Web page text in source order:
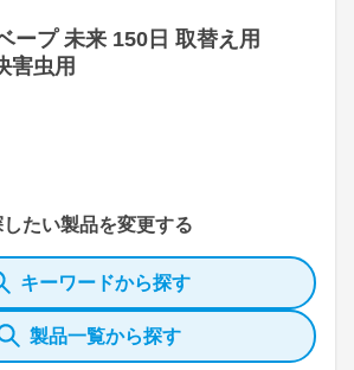
ープ 未来 150日 取替え用
害虫用
したい製品を変更する
キーワードから探す
製品一覧から探す